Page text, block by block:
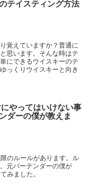
テイスティング方法
覚えていますか？普通に
思います。そんな時はテ
にできるウイスキーのテ
っくりウイスキーと向き
やってはいけない事
ダーの僕が教えま
のルールがあります。ル
元バーテンダーの僕が
みました。